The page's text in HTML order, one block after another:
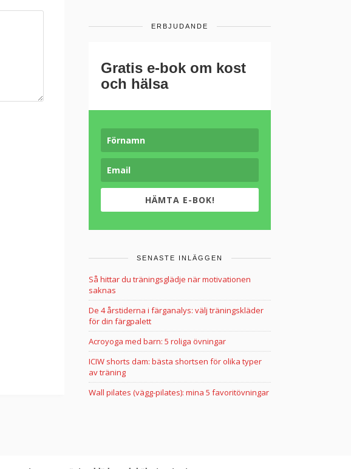
ERBJUDANDE
Gratis e-bok om kost
och hälsa
HÄMTA E-BOK!
SENASTE INLÄGGEN
Så hittar du träningsglädje när motivationen
saknas
De 4 årstiderna i färganalys: välj träningskläder
för din färgpalett
Acroyoga med barn: 5 roliga övningar
ICIW shorts dam: bästa shortsen för olika typer
av träning
Wall pilates (vägg-pilates): mina 5 favoritövningar